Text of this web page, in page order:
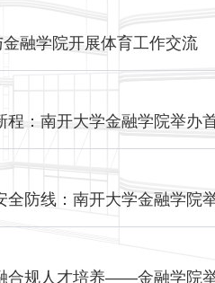
融学院开展体育工作交流
程：南开大学金融学院举办
防线：南开大学金融学院
合规人才培养——金融学院